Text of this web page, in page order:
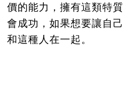
價的能力，擁有這類特
會成功，如果想要讓自
和這種人在一起。